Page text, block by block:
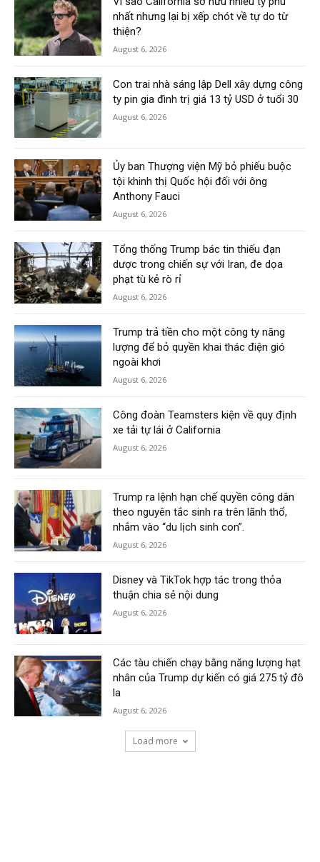
nhất nhưng lại bị xếp chót về tự do từ
thiện?
August 6, 2026
Con trai nhà sáng lập Dell xây dựng công
ty pin gia đình trị giá 13 tỷ USD ở tuổi 30
August 6, 2026
Ủy ban Thượng viện Mỹ bỏ phiếu buộc
tội khinh thị Quốc hội đối với ông
Anthony Fauci
August 6, 2026
Tổng thống Trump bác tin thiếu đạn
dược trong chiến sự với Iran, đe dọa
phạt tù kẻ rò rỉ
August 6, 2026
Trump trả tiền cho một công ty năng
lượng để bỏ quyền khai thác điện gió
ngoài khơi
August 6, 2026
Công đoàn Teamsters kiện về quy định
xe tải tự lái ở California
August 6, 2026
Trump ra lệnh hạn chế quyền công dân
theo nguyên tắc sinh ra trên lãnh thổ,
nhắm vào “du lịch sinh con”.
August 6, 2026
Disney và TikTok hợp tác trong thỏa
thuận chia sẻ nội dung
August 6, 2026
Các tàu chiến chạy bằng năng lượng hạt
nhân của Trump dự kiến có giá 275 tỷ đô
la
August 6, 2026
Load more